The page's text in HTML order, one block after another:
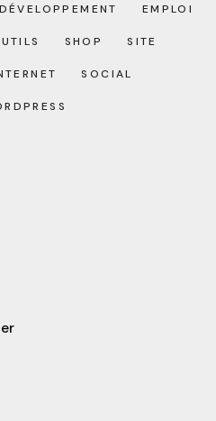
DÉVELOPPEMENT EMPLOI
SHOP SITE
SOCIAL